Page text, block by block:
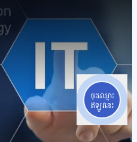
ចុះឈ្មោះ
ឥឡូវនេះ